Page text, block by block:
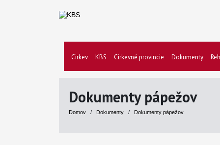
Cirkev KBS Cirkevné provincie Dokumenty
Dokumenty pápežov
Domov / Dokumenty / Dokumenty pápežov